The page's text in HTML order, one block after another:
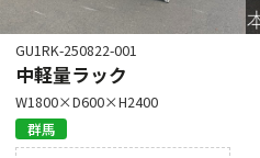
GU1RK-250822-001
中軽量ラック
W1800×D600×H2400
群馬